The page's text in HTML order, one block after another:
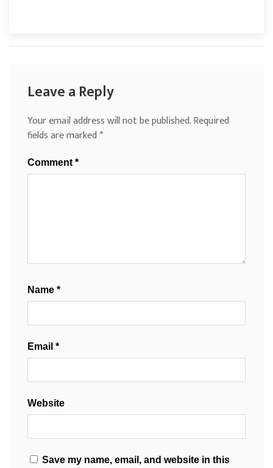
Leave a Reply
Your email address will not be published.Required
fields are marked*
Comment *
Name *
Email *
Website
Save my name, email, and website in this